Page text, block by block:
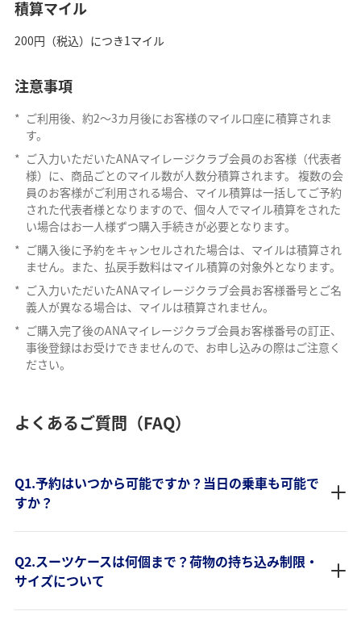
積算マイル
200円（税込）につき1マイル
注意事項
* ご利用後、約2～3カ月後にお客様のマイル口座に積算されま
す。
* ご入力いただいたANAマイレージクラブ会員のお客様（代表者
様）に、商品ごとのマイル数が人数分積算されます。 複数の会
員のお客様がご利用される場合、マイル積算は一括してご予約
された代表者様となりますので、個々人でマイル積算をされた
い場合はお一人様ずつ購入手続きが必要となります。
* ご購入後に予約をキャンセルされた場合は、マイルは積算され
ません。また、払戻手数料はマイル積算の対象外となります。
* ご入力いただいたANAマイレージクラブ会員お客様番号とご名
義人が異なる場合は、マイルは積算されません。
* ご購入完了後のANAマイレージクラブ会員お客様番号の訂正、
事後登録はお受けできませんので、お申し込みの際はご注意く
ださい。
よくあるご質問（FAQ）
Q1.予約はいつから可能ですか？当日の乗車も可能で
すか？
Q2.スーツケースは何個まで？荷物の持ち込み制限・
サイズについて